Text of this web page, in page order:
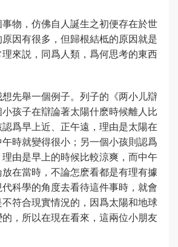
物，仿佛自人誕生之初便存在於世
因有很多，但歸根結柢的原因就是
來説，同爲人類，爲何思考的東西
先舉一個例子。列子的《两小儿辯
孩子在辯論著太陽什麽時候離人比
爲早上近、正午遠，理由是太陽在
時就變得很小；另一個小孩則認爲
由是早上的時候比較涼爽，而中午
在當時，不論怎麽看都是有理有據
科學的角度去看待這件事時，就會
符合現實情況的，因爲太陽和地球
，所以在現在看來，這兩位小朋友